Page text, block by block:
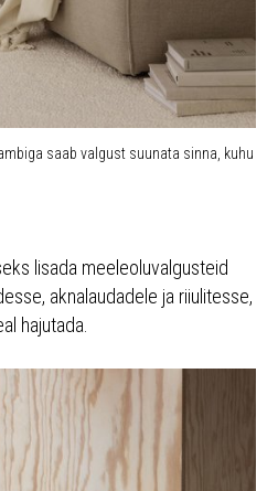
saab valgust suunata sinna, kuhu
lisada meeleoluvalgusteid
aknalaudadele ja riiulitesse,
hajutada.